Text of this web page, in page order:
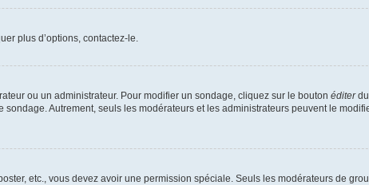
plus d’options, contactez-le.
ou un administrateur. Pour modifier un sondage, cliquez sur le bouton éditerdu
Autrement, seuls les modérateurs et les administrateurs peuvent le
etc., vous devez avoir une permission spéciale. Seuls les modérateurs de